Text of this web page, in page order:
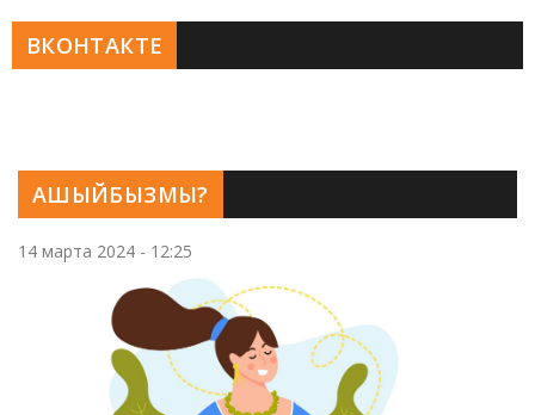
АШЫЙБЫЗМЫ?
14 марта 2024 - 12:25
ВКОНТАКТЕ